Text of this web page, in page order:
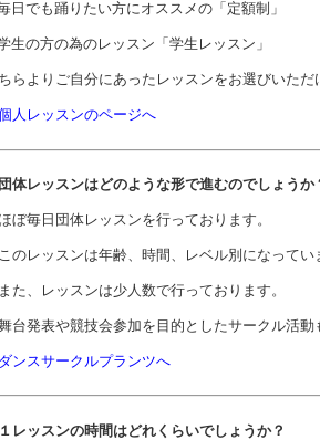
日でも踊りたい方にオススメの「定額制」
生の方の為のレッスン「学生レッスン」
らよりご自分にあったレッスンをお選びいただ
人レッスンのページへ
体レッスンはどのような形で進むのでしょうか
ぼ毎日団体レッスンを行っております。
のレッスンは年齢、時間、レベル別になってい
た、レッスンは少人数で行っております。
台発表や競技会参加を目的としたサークル活動
ンスサークルプランツへ
レッスンの時間はどれくらいでしょうか？